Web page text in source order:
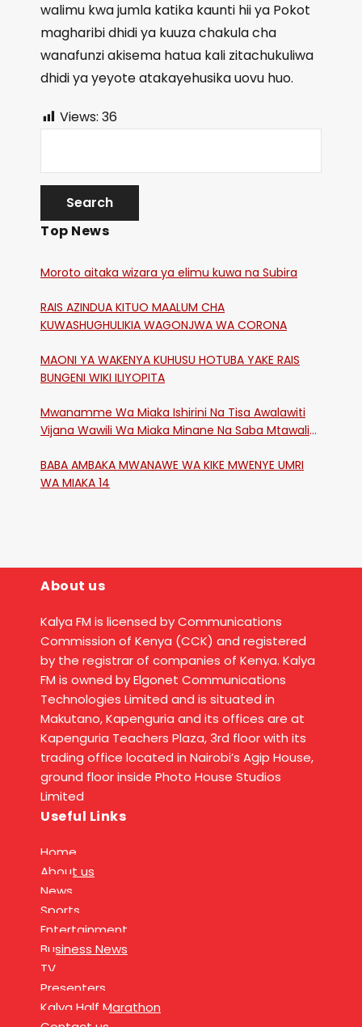
walimu kwa jumla katika kaunti hii ya Pokot
magharibi dhidi ya kuuza chakula cha
wanafunzi akisema hatua kali zitachukuliwa
dhidi ya yeyote atakayehusika uovu huo.
Views: 36
Top News
Moroto aitaka wizara ya elimu kuwa na Subira
RAIS AZINDUA KITUO MAALUM CHA
KUWASHUGHULIKIA WAGONJWA WA CORONA
MAONI YA WAKENYA KUHUSU HOTUBA YAKE RAIS
BUNGENI WIKI ILIYOPITA
Mwanamme Wa Miaka Ishirini Na Tisa Awalawiti
Vijana Wawili Wa Miaka Minane Na Saba Mtawalia
BABA AMBAKA MWANAWE WA KIKE MWENYE UMRI
WA MIAKA 14
About us
Kalya FM is licensed by Communications
Commission of Kenya (CCK) and registered
by the registrar of companies of Kenya. Kalya
FM is owned by Elgonet Communications
Technologies Limited and is situated in
Makutano, Kapenguria and its offices are at
Kapenguria Teachers Plaza, 3rd floor with its
trading office located in Nairobi’s Agip House,
ground floor inside Photo House Studios
Limited
Useful Links
Home
About us
News
Sports
Entertainment
Business News
TV
Presenters
Kalya Half Marathon